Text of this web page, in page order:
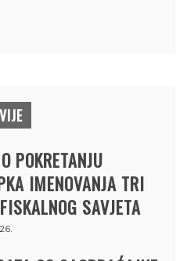
POKRETANJU
IMENOVANJA TRI
SAVJETA